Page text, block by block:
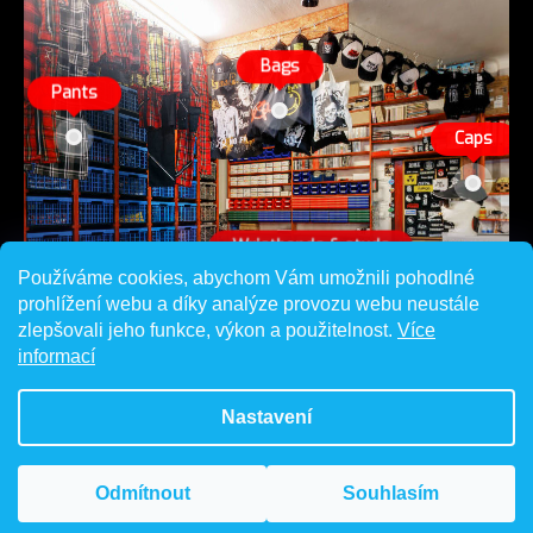
Používáme cookies, abychom Vám umožnili pohodlné
prohlížení webu a díky analýze provozu webu neustále
zlepšovali jeho funkce, výkon a použitelnost. Více
informací
Nastavení
Odmítnout Souhlasím